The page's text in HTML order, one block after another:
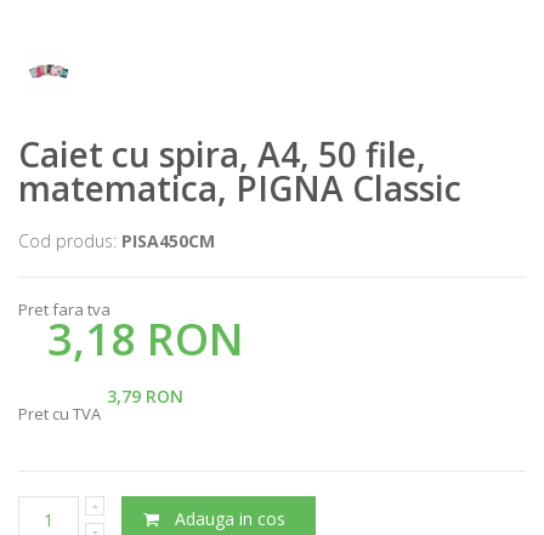
Caiet cu spira, A4, 50 file,
matematica, PIGNA Classic
Cod produs: PISA450CM
Pret fara tva
3,18 RON
3,79 RON
Pret cu TVA
Adauga in cos